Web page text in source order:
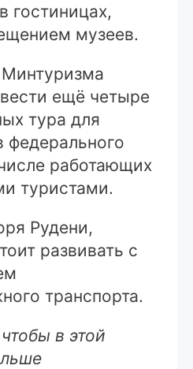
гостиницах,
музеев.
ещё четыре
тура для
федерального
работающих
туристами.
Рудени,
развивать с
транспорта.
в этой